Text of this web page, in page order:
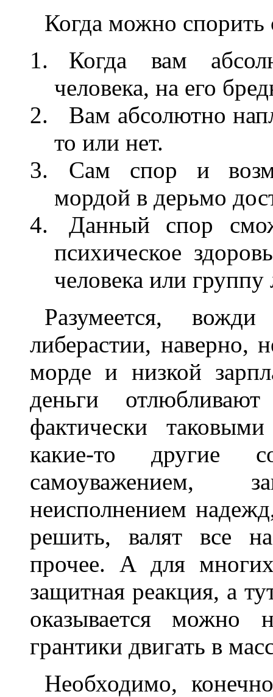
Когда можно спорить
Когда вам
человека, на его
Вам абсолютно
то или нет.
Сам спор и
мордой в дерьмо
Данный спор
психическое
человека или группу
Разумеется,
либерастии, наверно,
морде и низкой
деньги
фактически
какие-то другие
самоуважением,
неисполнением
решить, валят все
прочее. А для
защитная реакция, а
оказывается можно
грантики двигать в
Необходимо,